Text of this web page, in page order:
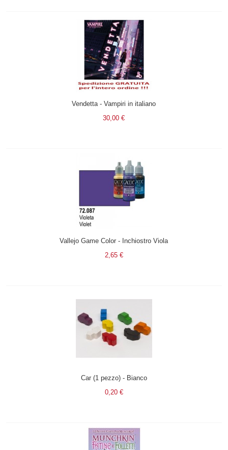
Vendetta - Vampiri in italiano
30,00 €
Vallejo Game Color - Inchiostro Viola
2,65 €
Car (1 pezzo) - Bianco
0,20 €